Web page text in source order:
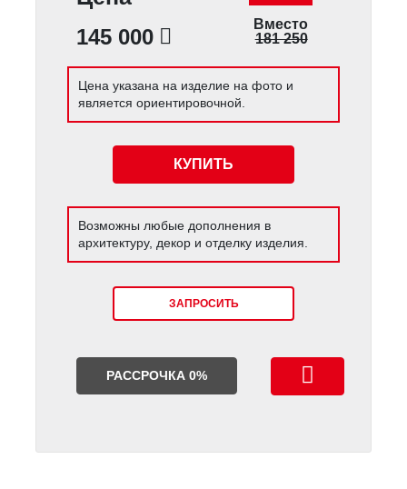
145 000
Вместо
181 250
Цена указана на изделие на фото и
является ориентировочной.
КУПИТЬ
Возможны любые дополнения в
архитектуру, декор и отделку изделия.
ЗАПРОСИТЬ
РАССРОЧКА 0%